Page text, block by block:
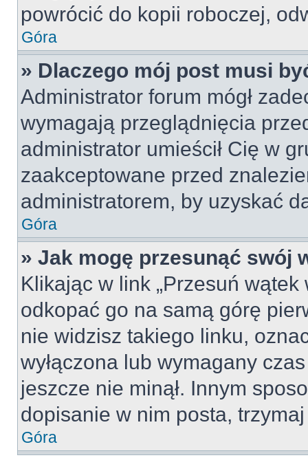
powrócić do kopii roboczej,
Góra
» Dlaczego mój post musi
Administrator forum mógł
wymagają przeglądnięcia
administrator umieścił Cię w
zaakceptowane przed
administratorem, by uzyskać
Góra
» Jak mogę przesunąć swój
Klikając w link „Przesuń
odkopać go na samą górę
nie widzisz takiego linku,
wyłączona lub wymagany
jeszcze nie minął. Innym
dopisanie w nim posta,
Góra